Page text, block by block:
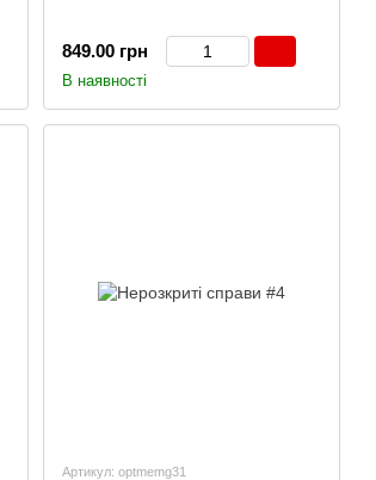
849.00 грн
В наявності
Артикул: optmemg31